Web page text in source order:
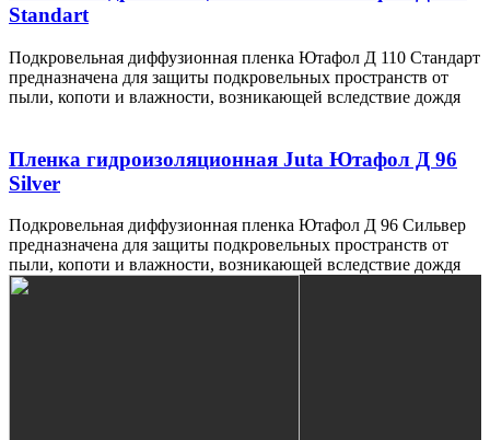
Standart
Подкровельная диффузионная пленка Ютафол Д 110 Стандарт
предназначена для защиты подкровельных пространств от
пыли, копоти и влажности, возникающей вследствие дождя
Пленка гидроизоляционная Juta Ютафол Д 96
Silver
Подкровельная диффузионная пленка Ютафол Д 96 Сильвер
предназначена для защиты подкровельных пространств от
пыли, копоти и влажности, возникающей вследствие дождя